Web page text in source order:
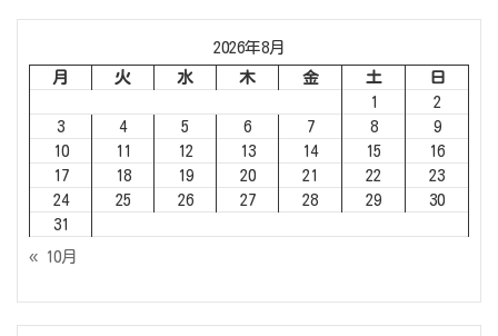
2026年8月
月
火 水 木 金 土
日
1
2
3
4 5 6 7 8
9
10
11 12 13 14 15
16
17
18 19 20 21 22
23
24
25 26 27 28 29
30
31
« 10月